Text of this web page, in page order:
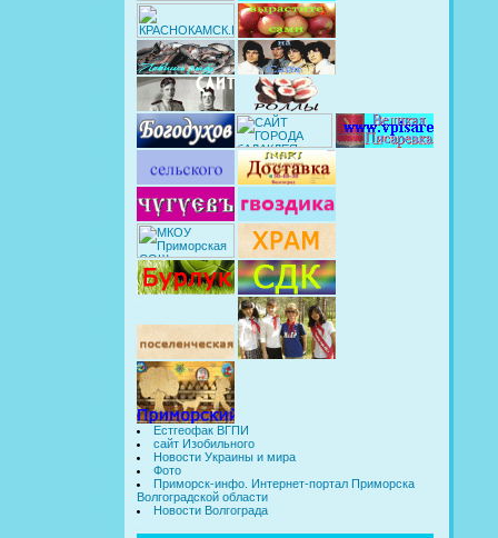
Естгеофак ВГПИ
сайт Изобильного
Новости Украины и мира
Фото
Приморск-инфо. Интернет-портал Приморска
Волгоградской области
Новости Волгограда